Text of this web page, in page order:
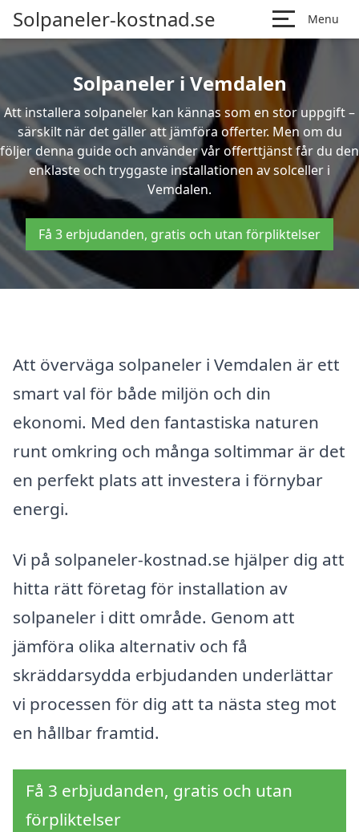
Solpaneler-kostnad.se Menu
Solpaneler i Vemdalen
Att installera solpaneler kan kännas som en stor uppgift –
särskilt när det gäller att jämföra offerter. Men om du
följer denna guide och använder vår offerttjänst får du den
enklaste och tryggaste installationen av solceller i
Vemdalen.
Få 3 erbjudanden, gratis och utan förpliktelser
Att överväga solpaneler i Vemdalen är ett
smart val för både miljön och din
ekonomi. Med den fantastiska naturen
runt omkring och många soltimmar är det
en perfekt plats att investera i förnybar
energi.
Vi på solpaneler-kostnad.se hjälper dig att
hitta rätt företag för installation av
solpaneler i ditt område. Genom att
jämföra olika alternativ och få
skräddarsydda erbjudanden underlättar
vi processen för dig att ta nästa steg mot
en hållbar framtid.
Få 3 erbjudanden, gratis och utan
förpliktelser